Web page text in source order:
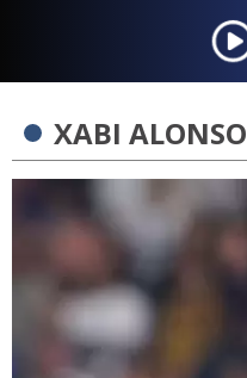
XABI ALONSO